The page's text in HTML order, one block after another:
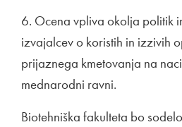
6. Ocena vpliva okolja politik
izvajalcev o koristih in izzivih
prijaznega kmetovanja na
mednarodni ravni.
Biotehniška fakulteta bo